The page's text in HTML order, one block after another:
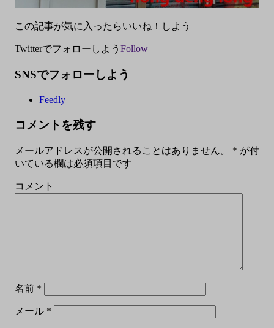
この記事が気に入ったらいいね！しよう
Twitterでフォローしよう Follow
SNSでフォローしよう
Feedly
コメントを残す
メールアドレスが公開されることはありません。 * が付
いている欄は必須項目です
コメント
名前 *
メール *